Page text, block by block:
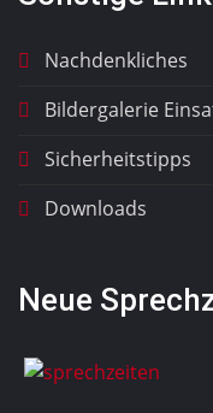
Nachdenkliches
Bildergalerie
Sicherheitstipps
Downloads
Neue